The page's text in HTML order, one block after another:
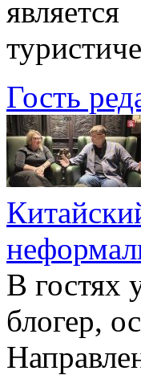
Гость
В гостях
блогер,